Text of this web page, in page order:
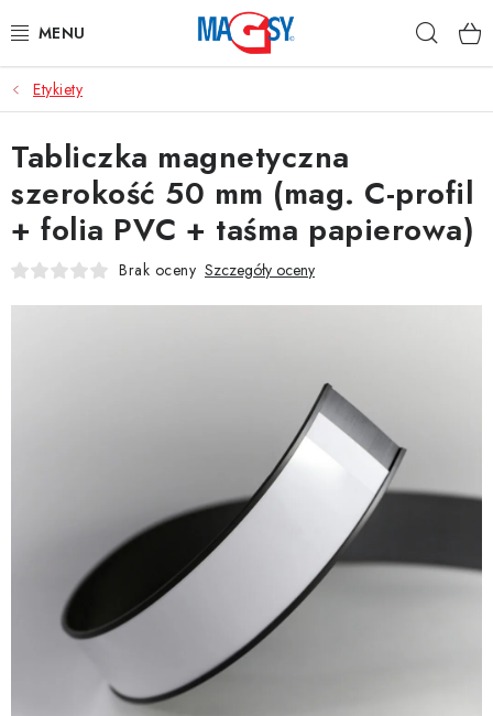
do
GŁÓWNE KATEGORIE
MAGNETYCZNE POMOCE
MAGNESY PRZEMYSŁOWE
INNE MAGNESY
Ochrona danych osobowych
Odstąpienie od umowy
Etykiety
Tabliczka magnetyczna
szerokość 50 mm (mag. C-profil
+ folia PVC + taśma papierowa)
Brak oceny Szczegóły oceny